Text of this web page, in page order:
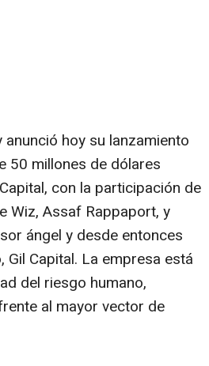
hoy su lanzamiento
50 millones de dólares
con la participación de
Wiz, Assaf Rappaport, y
ángel y desde entonces
Capital. La empresa está
del riesgo humano,
al mayor vector de